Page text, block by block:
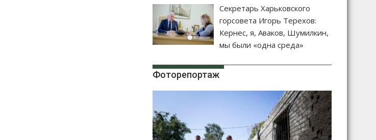
Секретарь Харьковского
горсовета Игорь Терехов:
Кернес, я, Аваков, Шумилкин,
мы были «одна среда»
Фоторепортаж